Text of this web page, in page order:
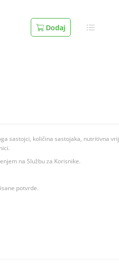
Dodaj
sastojci, količina sastojaka, nutritivna
na Službu za Korisnike.
potvrde.